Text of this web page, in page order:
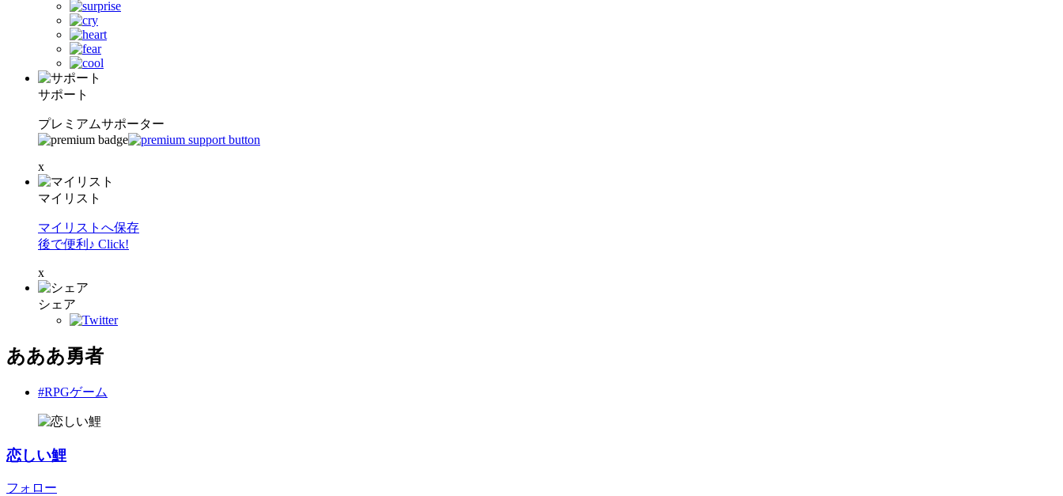
サポート
プレミアムサポーター
x
マイリスト
マイリストへ保存
後で便利♪ Click!
x
シェア
あああ勇者
#RPGゲーム
恋しい鯉
フォロー